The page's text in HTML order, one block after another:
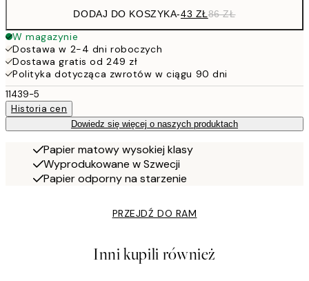
DODAJ DO KOSZYKA-43 ZŁ 86 ZŁ
W magazynie
Dostawa w 2-4 dni roboczych
Dostawa gratis od 249 zł
Polityka dotycząca zwrotów w ciągu 90 dni
11439-5
Historia cen
Dowiedz się więcej o naszych produktach
Papier matowy wysokiej klasy
Wyprodukowane w Szwecji
Papier odporny na starzenie
PRZEJDŹ DO RAM
Inni kupili również